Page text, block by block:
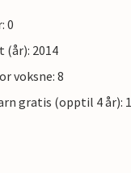
0
(år): 2014
voksne: 8
gratis (opptil 4 år): 1